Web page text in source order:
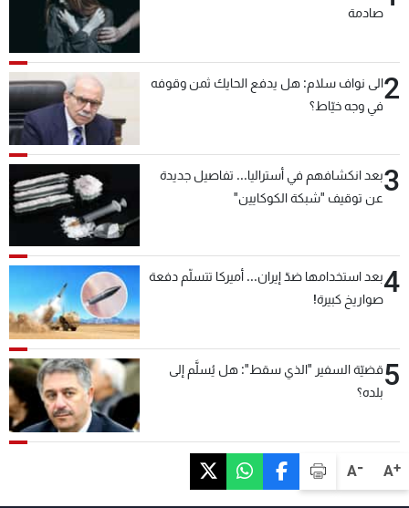
A+
A-
صادمة
2الى نواف سلام: هل يدفع الحايك ثمن وقوفه
في وجه خيّاط؟
3بعد انكشافهم في أستراليا... تفاصيل جديدة
عن توقيف "شبكة الكوكايين"
4بعد استخدامها ضدّ إيران... أميركا تتسلّم دفعة
صواريخ كبيرة!
5قضيّة السفير "الذي سقط": هل يُسلَّم إلى
بلده؟